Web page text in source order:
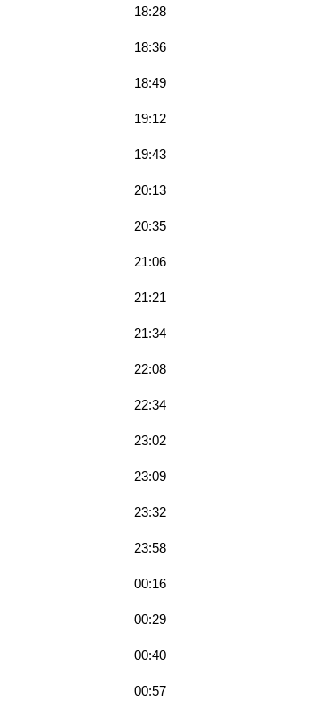
18:28
18:36
18:49
19:12
19:43
20:13
20:35
21:06
21:21
21:34
22:08
22:34
23:02
23:09
23:32
23:58
00:16
00:29
00:40
00:57